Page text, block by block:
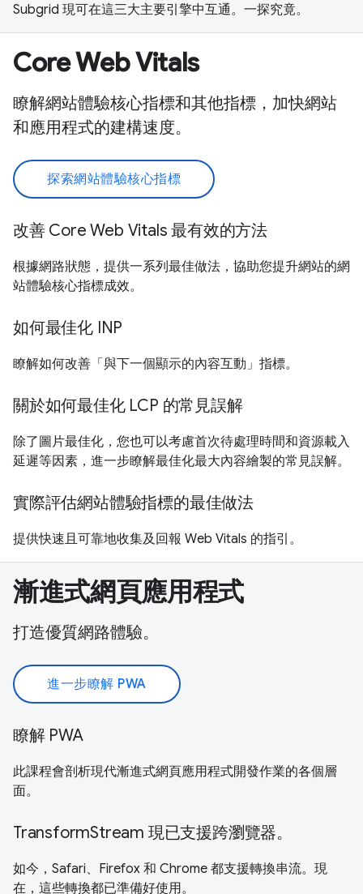
Subgrid 現可在這三大主要引擎中互通。一探究竟。
Core Web Vitals
瞭解網站體驗核心指標和其他指標，加快網站
和應用程式的建構速度。
探索網站體驗核心指標
改善 Core Web Vitals 最有效的方法
根據網路狀態，提供一系列最佳做法，協助您提升網站的網
站體驗核心指標成效。
如何最佳化 INP
瞭解如何改善「與下一個顯示的內容互動」指標。
關於如何最佳化 LCP 的常見誤解
除了圖片最佳化，您也可以考慮首次待處理時間和資源載入
延遲等因素，進一步瞭解最佳化最大內容繪製的常見誤解。
實際評估網站體驗指標的最佳做法
提供快速且可靠地收集及回報 Web Vitals 的指引。
漸進式網頁應用程式
打造優質網路體驗。
進一步瞭解 PWA
瞭解 PWA
此課程會剖析現代漸進式網頁應用程式開發作業的各個層
面。
TransformStream 現已支援跨瀏覽器。
如今，Safari、Firefox 和 Chrome 都支援轉換串流。現
在，這些轉換都已準備好使用。